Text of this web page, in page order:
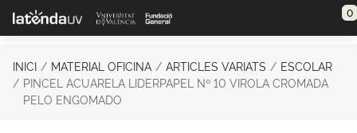
Saltar al contenido principal 0
INICI MATERIAL OFICINA ARTICLES VARIATS
ESCOLAR
PINCEL ACUARELA LIDERPAPEL Nº 10 VIROLA CROMADA
PELO ENGOMADO